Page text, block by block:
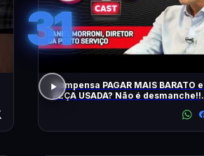
31
Compensa PAGAR MAIS BARATO
PEÇA USADA? Não é desmanche!!